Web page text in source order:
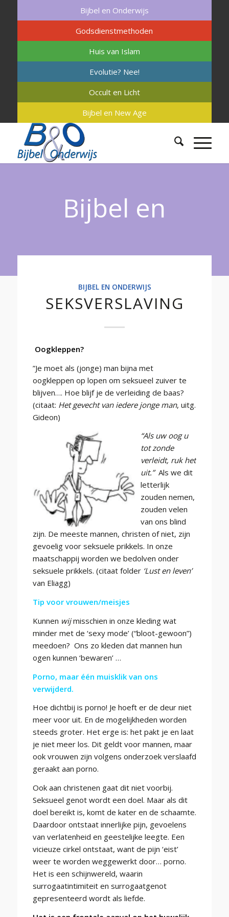
Bijbel en Onderwijs
Godsdienstmethoden
Huis van Islam
Evolutie? Nee!
Occult en Licht
Bijbel en New Age
Bijbel en
Onderwijs
BIJBEL EN ONDERWIJS
SEKSVERSLAVING
Oogkleppen?
”Je moet als (jonge) man bijna met
oogkleppen op lopen om seksueel zuiver te
blijven…. Hoe blijf je de verleiding de baas?
(citaat: Het gevecht van iedere jonge man, uitg.
Gideon)
“Als uw oog u
tot zonde
verleidt, ruk het
uit.” Als we dit
letterlijk
zouden nemen,
zouden velen
van ons blind
zijn. De meeste mannen, christen of niet, zijn
gevoelig voor seksuele prikkels. In onze
maatschappij worden we bedolven onder
seksuele prikkels. (citaat folder ‘Lust en leven’
van Eliagg)
Tip voor vrouwen/meisjes
Kunnen wijmisschien in onze kleding wat
minder met de ‘sexy mode’ (“bloot-gewoon”)
meedoen? Ons zo kleden dat mannen hun
ogen kunnen ‘bewaren’ …
Porno, maar één muisklik van ons
verwijderd.
Hoe dichtbij is porno! Je hoeft er de deur niet
meer voor uit. En de mogelijkheden worden
steeds groter. Het erge is: het pakt je en laat
je niet meer los. Dit geldt voor mannen, maar
ook vrouwen zijn volgens onderzoek verslaafd
geraakt aan porno.
Ook aan christenen gaat dit niet voorbij.
Seksueel genot wordt een doel. Maar als dit
doel bereikt is, komt de kater en de schaamte.
Daardoor ontstaat innerlijke pijn, gevoelens
van verlatenheid en geestelijke leegte. Een
vicieuze cirkel ontstaat, want de pijn ‘eist’
weer te worden weggewerkt door… porno.
Het is een schijnwereld, waarin
surrogaatintimiteit en surrogaatgenot
gepresenteerd wordt als liefde.